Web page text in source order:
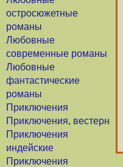
остросюжетные
романы
Любовные
современные романы
Любовные
фантастические
романы
Приключения
Приключения, вестерн
Приключения
индейские
Приключения